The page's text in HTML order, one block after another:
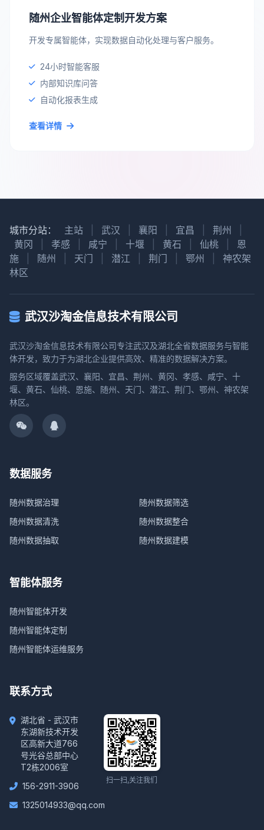
随州企业智能体定制开发方案
开发专属智能体，实现数据自动化处理与客户服务。
24小时智能客服
内部知识库问答
自动化报表生成
查看详情
城市分站： 主站 武汉 襄阳 宜昌 荆州
黄冈
孝感 咸宁 十堰 黄石 仙桃
恩
施
随州 天门 潜江 荆门 鄂州
神农架
林区
武汉沙淘金信息技术有限公司
武汉沙淘金信息技术有限公司专注武汉及湖北全省数据服务与智能
体开发，致力于为湖北企业提供高效、精准的数据解决方案。
服务区域覆盖武汉、襄阳、宜昌、荆州、黄冈、孝感、咸宁、十
堰、黄石、仙桃、恩施、随州、天门、潜江、荆门、鄂州、神农架
林区。
数据服务
随州数据治理
随州数据筛选
随州数据清洗
随州数据整合
随州数据抽取
随州数据建模
智能体服务
随州智能体开发
随州智能体定制
随州智能体运维服务
联系方式
湖北省 - 武汉市
东湖新技术开发
区高新大道766
号光谷总部中心
T2栋2006室
156-2911-3906
1325014933@qq.com
扫一扫,关注我们